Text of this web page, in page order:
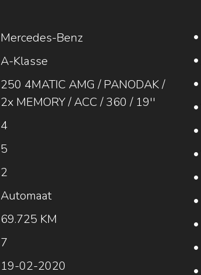
Mercedes-Benz
A-Klasse
250 4MATIC AMG / PANODAK /
2x MEMORY / ACC / 360 / 19''
4
5
2
Automaat
69.725 KM
7
19-02-2020